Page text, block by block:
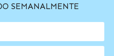
SEMANALMENTE